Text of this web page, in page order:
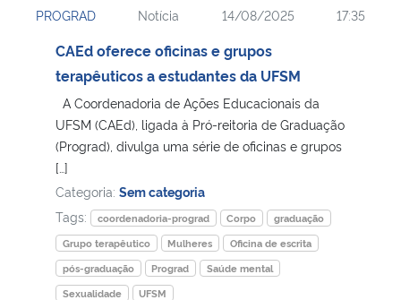
Ministério da Cidadania
Ministério de Minas e Energia
Ministério da Ciência, Tecnologia, Inovações e Comunicações
Ministério do Meio Ambiente
Ministério do Turismo
PROGRAD Notícia 14/08/2025 17:35
CAEd oferece oficinas e grupos
terapêuticos a estudantes da UFSM
A Coordenadoria de Ações Educacionais da
UFSM (CAEd), ligada à Pró-reitoria de Graduação
(Prograd), divulga uma série de oficinas e grupos
[…]
Categoria: Sem categoria
Tags:
coordenadoria-prograd Corpo
graduação
Grupo terapêutico
Mulheres
Oficina de escrita
pós-graduação
Prograd
Saúde mental
Sexualidade
UFSM